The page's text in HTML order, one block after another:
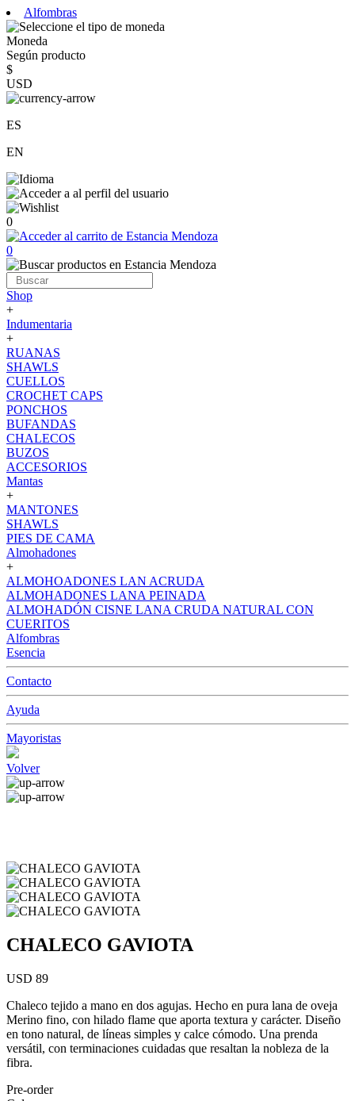
Alfombras
Moneda
Según producto
$
USD
ES
EN
0
0
Shop
+
Indumentaria
+
RUANAS
SHAWLS
CUELLOS
CROCHET CAPS
PONCHOS
BUFANDAS
CHALECOS
BUZOS
ACCESORIOS
Mantas
+
MANTONES
SHAWLS
PIES DE CAMA
Almohadones
+
ALMOHOADONES LAN ACRUDA
ALMOHADONES LANA PEINADA
ALMOHADÓN CISNE LANA CRUDA NATURAL CON
CUERITOS
Alfombras
Esencia
Contacto
Ayuda
Mayoristas
Volver
CHALECO GAVIOTA
USD 89
Chaleco tejido a mano en dos agujas. Hecho en pura lana de oveja
Merino fino, con hilado flame que aporta textura y carácter. Diseño
en tono natural, de líneas simples y calce cómodo. Una prenda
versátil, con terminaciones cuidadas que resaltan la nobleza de la
fibra.
Pre-order